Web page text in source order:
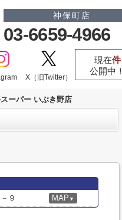
神保町店
03-6659-4966
X（旧Twitter）
現在件
公開中！
ーパー いぶき野店
９ MAP ▼